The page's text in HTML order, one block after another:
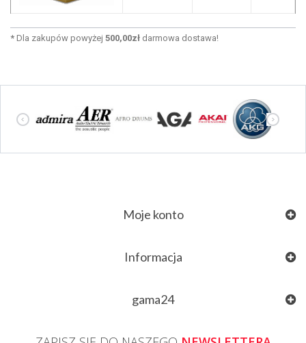
* Dla zakupów powyżej 500,00zł darmowa dostawa!
Moje konto
Informacja
gama24